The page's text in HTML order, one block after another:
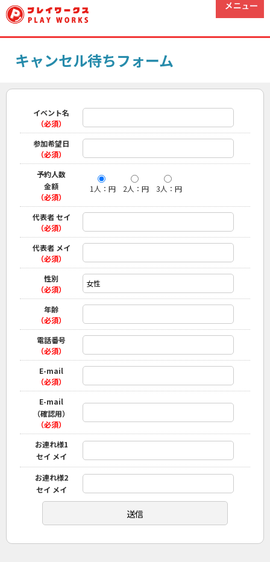
キャンセル待ちフォーム
イベント名
（必須）
参加希望日
（必須）
予約人数
金額
（必須）
1人：円 2人：円 3人：円
代表者 セイ
（必須）
代表者 メイ
（必須）
性別
（必須）
年齢
（必須）
電話番号
（必須）
E-mail
（必須）
E-mail
（確認用）
（必須）
お連れ様1
セイ メイ
お連れ様2
セイ メイ